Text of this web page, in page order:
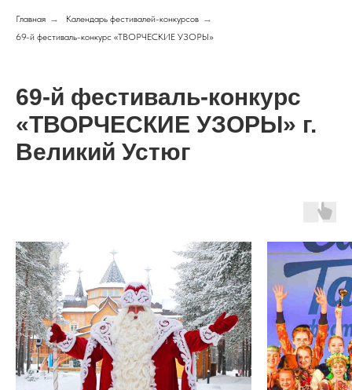
Главная → Календарь фестивалей-конкурсов →
69-й фестиваль-конкурс «ТВОРЧЕСКИЕ УЗОРЫ»
69-й фестиваль-конкурс
«ТВОРЧЕСКИЕ УЗОРЫ» г.
Великий Устюг